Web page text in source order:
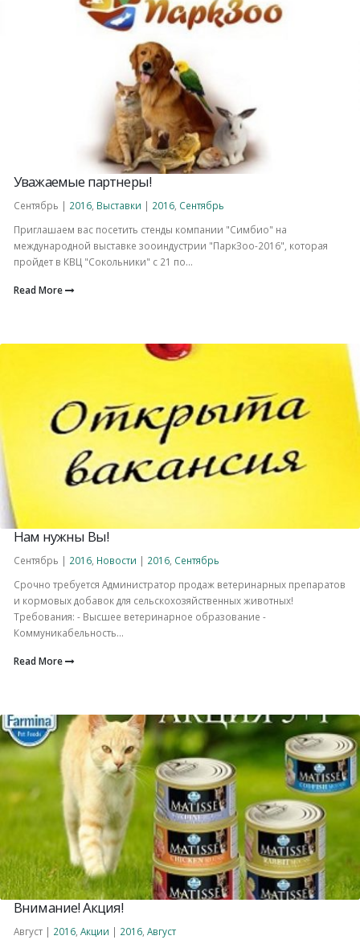
Уважаемые партнеры!
Сентябрь | 2016 Выставки | 2016 Сентябрь
Приглашаем вас посетить стенды компании "Симбио" на
международной выставке зооиндустрии "ПаркЗоо-2016", которая
пройдет в КВЦ "Сокольники" с 21 по...
Read More
Нам нужны Вы!
Сентябрь | 2016 Новости | 2016 Сентябрь
Срочно требуется Администратор продаж ветеринарных препаратов
и кормовых добавок для сельскохозяйственных животных!
Требования: - Высшее ветеринарное образование -
Коммуникабельность...
Read More
Внимание! Акция!
Август | 2016 Акции | 2016 Август